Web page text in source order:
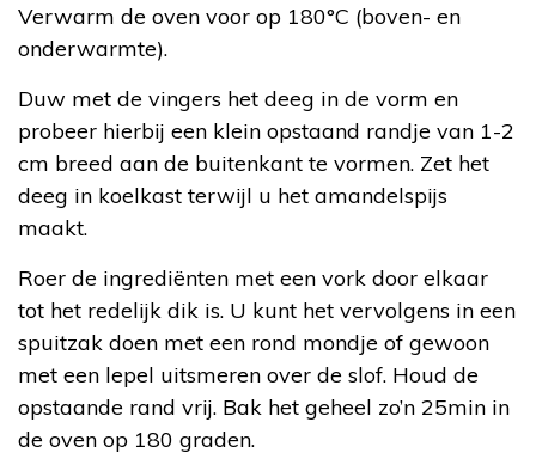
Verwarm de oven voor op 180°C (boven- en
onderwarmte).
Duw met de vingers het deeg in de vorm en
probeer hierbij een klein opstaand randje van 1-2
cm breed aan de buitenkant te vormen. Zet het
deeg in koelkast terwijl u het amandelspijs
maakt.
Roer de ingrediënten met een vork door elkaar
tot het redelijk dik is. U kunt het vervolgens in een
spuitzak doen met een rond mondje of gewoon
met een lepel uitsmeren over de slof. Houd de
opstaande rand vrij. Bak het geheel zo’n 25min in
de oven op 180 graden.